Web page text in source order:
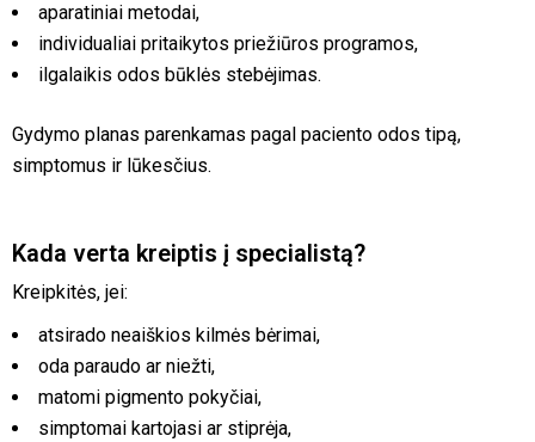
aparatiniai metodai,
individualiai pritaikytos priežiūros programos,
ilgalaikis odos būklės stebėjimas.
Gydymo planas parenkamas pagal paciento odos tipą,
simptomus ir lūkesčius.
Kada verta kreiptis į specialistą?
Kreipkitės, jei:
atsirado neaiškios kilmės bėrimai,
oda paraudo ar niežti,
matomi pigmento pokyčiai,
simptomai kartojasi ar stiprėja,